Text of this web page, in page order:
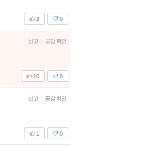
0
2
신고 | 공감 확인
0
10
신고 | 공감 확인
0
1